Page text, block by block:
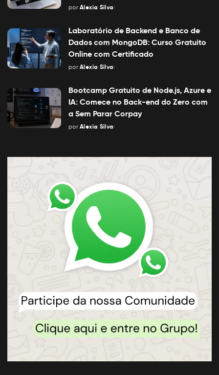
Posted
por Alexia Silva
Laboratório de Backend e Banco de
Dados com MongoDB: Curso Gratuito
Online com Certificado
Posted
por Alexia Silva
Bootcamp Gratuito de Node.js, Azure e
IA: Comece no Back-end do Zero com
a Sem Parar Corpay
Posted
por Alexia Silva